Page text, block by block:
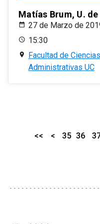
Matías Brum, U.
27 de Marzo de
15:30
Facultad de
Administrativas UC
<< < 35 36